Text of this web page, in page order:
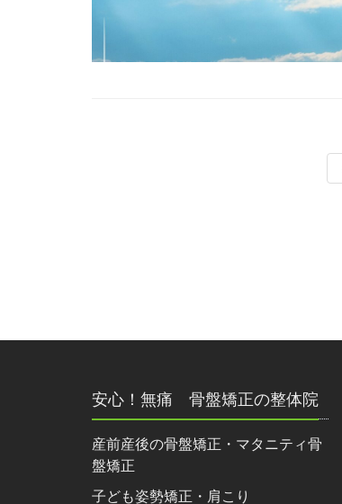
安心！無痛 骨盤矯正の整体院
産前産後の骨盤矯正・マタニティ骨
盤矯正
子ども姿勢矯正・肩こり